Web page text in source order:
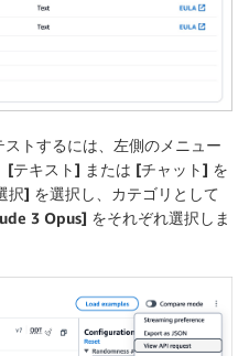
トするには、左側のメニュー
[テキスト] または [チャット] を
択] を選択し、カテゴリとして
3 Opus] をそれぞれ選択しま